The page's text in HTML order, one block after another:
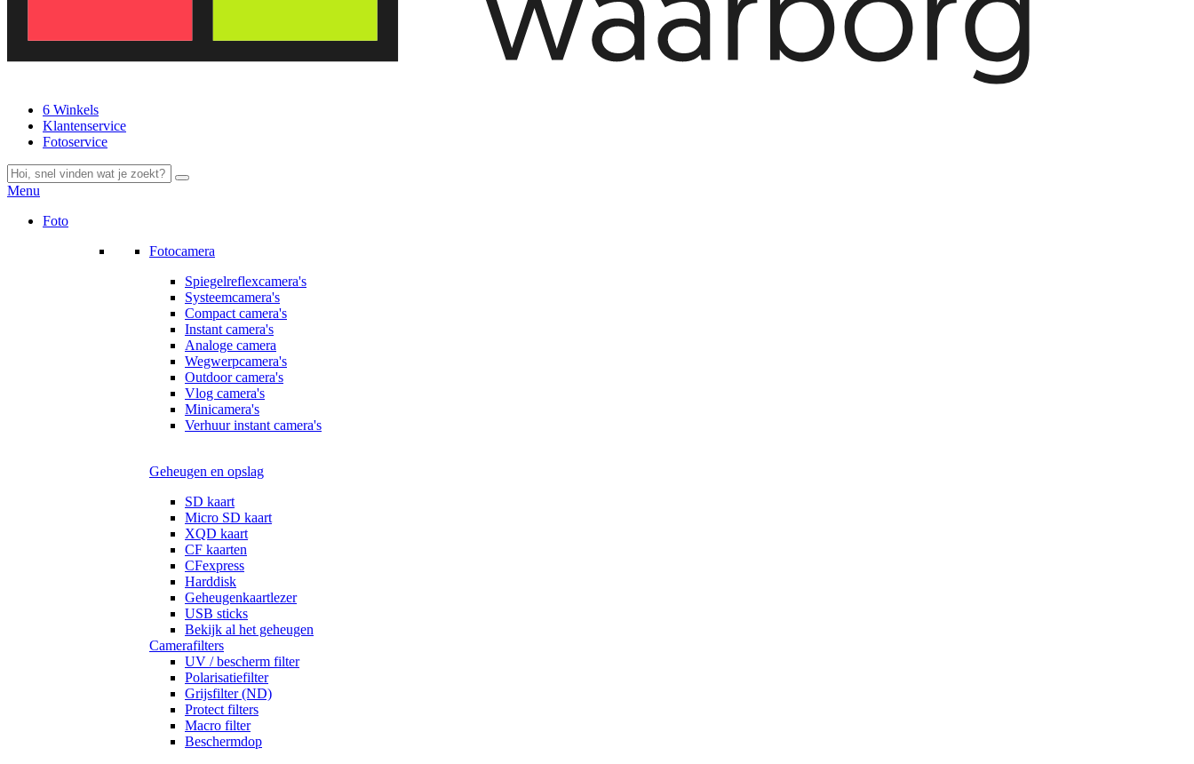
6 Winkels
Klantenservice
Fotoservice
Menu
Foto
Fotocamera
Spiegelreflexcamera's
Systeemcamera's
Compact camera's
Instant camera's
Analoge camera
Wegwerpcamera's
Outdoor camera's
Vlog camera's
Minicamera's
Verhuur instant camera's
Geheugen en opslag
SD kaart
Micro SD kaart
XQD kaart
CF kaarten
CFexpress
Harddisk
Geheugenkaartlezer
USB sticks
Bekijk al het geheugen
Camerafilters
UV / bescherm filter
Polarisatiefilter
Grijsfilter (ND)
Protect filters
Macro filter
Beschermdop